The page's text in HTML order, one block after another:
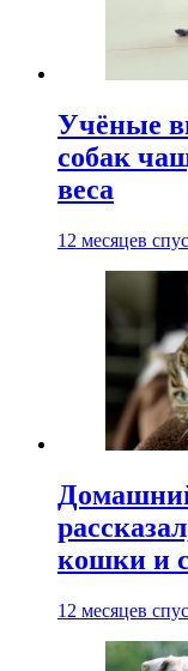
Учёные
собак
веса
12 месяцев
кошки и
12 месяцев